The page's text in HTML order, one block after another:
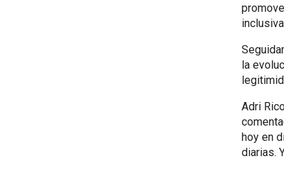
la
Adri
hoy en
diarias.